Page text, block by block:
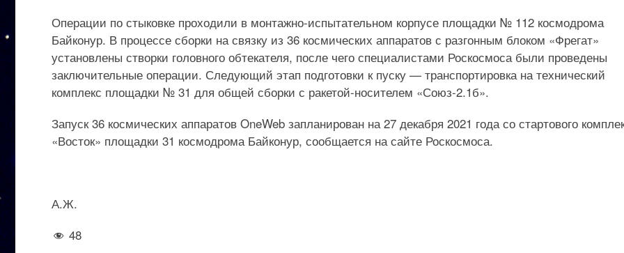
Операции по стыковке проходили в монтажно-испытательном корпусе площадки № 112 космодрома
Байконур. В процессе сборки на связку из 36 космических аппаратов с разгонным блоком «Фрегат»
установлены створки головного обтекателя, после чего специалистами Роскосмоса были проведены
заключительные операции. Следующий этап подготовки к пуску — транспортировка на технический
комплекс площадки № 31 для общей сборки с ракетой-носителем «Союз-2.1б».
Запуск 36 космических аппаратов OneWeb запланирован на 27 декабря 2021 года со стартового
«Восток» площадки 31 космодрома Байконур, сообщается на сайте Роскосмоса.
А.Ж.
48